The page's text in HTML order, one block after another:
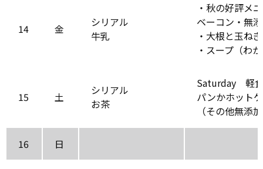
14 金
シリアル
牛乳
・秋の好評メ
ベーコン・無
・大根と玉ね
・スープ（わ
15 土
シリアル
お茶
Saturday 軽
パンかホット
（その他無添
16 日